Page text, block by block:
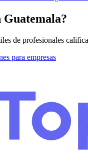
Guatemala?
de profesionales
para empresas